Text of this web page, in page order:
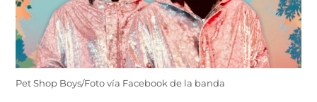
Pet Shop Boys/Foto vía Facebook de la banda